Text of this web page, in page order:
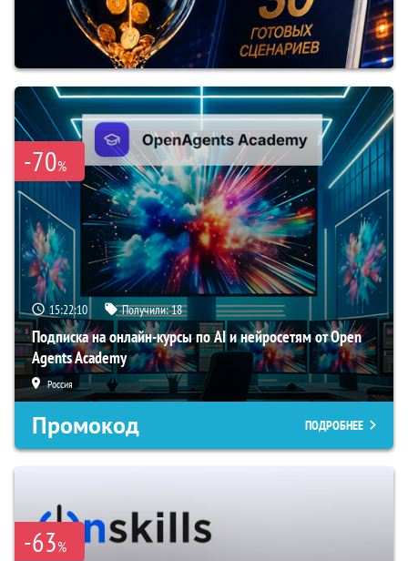
-70%
15:22:09 Получили:18
Подписка на онлайн-курсы по AI и нейросетям от Open
Agents Academy
Россия
Промокод ПОДРОБНЕЕ
-63%